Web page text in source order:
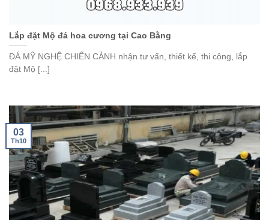
Lắp đặt Mộ đá hoa cương tại Cao Bằng
ĐÁ MỸ NGHỆ CHIẾN CẢNH nhận tư vấn, thiết kế, thi công, lắp
đặt Mộ [...]
03
Th10